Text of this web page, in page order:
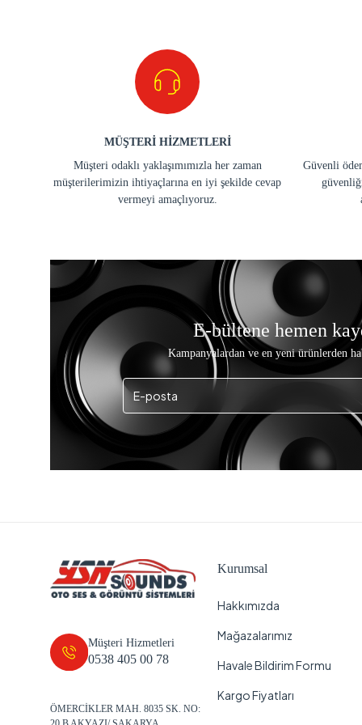
MÜŞTERİ HİZMETLERİ
Müşteri odaklı yaklaşımımızla her zaman
müşterilerimizin ihtiyaçlarına en iyi şekilde cevap
vermeyi amaçlıyoruz.
Güvenli
E-bültene hemen
Kampanyalardan ve en yeni ürünlerden
Müşteri Hizmetleri
0538 405 00 78
ÖMERCİKLER MAH. 8035 SK. NO:
Kurumsal
Hakkımızda
Mağazalarımız
Havale Bildirim Formu
Kargo Fiyatları